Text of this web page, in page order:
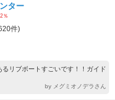
ター
％
件)
リブボートすごいです！！ガイド
by メグミオノデラさん